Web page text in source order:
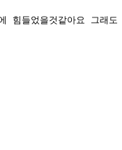
힘들었을것같아요 그래